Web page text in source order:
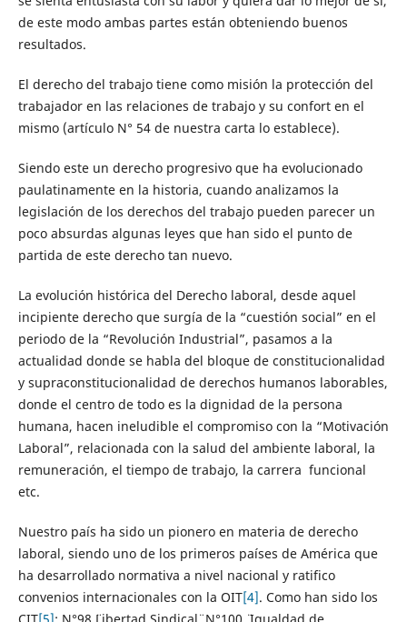
de este modo ambas partes están obteniendo buenos
resultados.
El derecho del trabajo tiene como misión la protección del
trabajador en las relaciones de trabajo y su confort en el
mismo (artículo N° 54 de nuestra carta lo establece).
Siendo este un derecho progresivo que ha evolucionado
paulatinamente en la historia, cuando analizamos la
legislación de los derechos del trabajo pueden parecer un
poco absurdas algunas leyes que han sido el punto de
partida de este derecho tan nuevo.
La evolución histórica del Derecho laboral, desde aquel
incipiente derecho que surgía de la “cuestión social” en el
periodo de la “Revolución Industrial”, pasamos a la
actualidad donde se habla del bloque de constitucionalidad
y supraconstitucionalidad de derechos humanos laborables,
donde el centro de todo es la dignidad de la persona
humana, hacen ineludible el compromiso con la “Motivación
Laboral”, relacionada con la salud del ambiente laboral, la
remuneración, el tiempo de trabajo, la carrera funcional
etc.
Nuestro país ha sido un pionero en materia de derecho
laboral, siendo uno de los primeros países de América que
ha desarrollado normativa a nivel nacional y ratifico
convenios internacionales con la OIT[4]. Como han sido los